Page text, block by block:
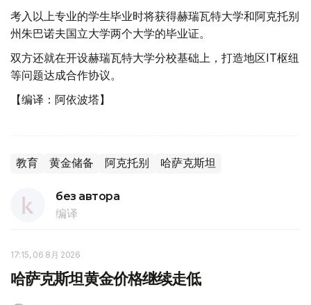
考入以上专业的学生毕业时将获得赫瑞瓦特大学和阿克托别
州朱巴诺夫国立大学两个大学的毕业证。
双方还就在开设赫瑞瓦特大学分校基础上，打造地区IT枢纽
等问题达成合作协议。
【编译：阿依波塔】
教育 黄金储备 阿克托别 哈萨克斯坦
без автора
编译
17:15, 06 8月 2026
哈萨克斯坦黄金价格继续走低